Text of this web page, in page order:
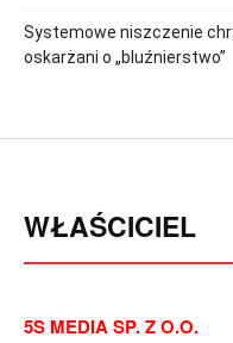
Systemowe niszczenie
oskarżani o „bluźnierstwo”
WŁAŚCICIEL
5S MEDIA SP. Z O.O.